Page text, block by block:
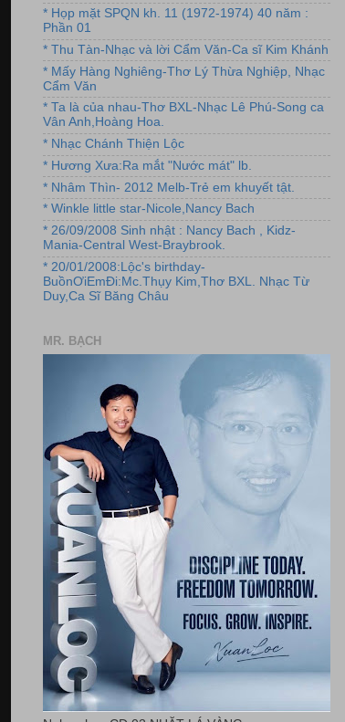
* Họp mặt SPQN kh. 11 (1972-1974) 40 năm :
Phần 01
* Thu Tàn-Nhạc và lời Cẩm Văn-Ca sĩ Kim Khánh
* Mấy Hàng Nghiêng-Thơ Lý Thừa Nghiệp, Nhạc
Cẩm Văn
* Ta là của nhau-Thơ BXL-Nhạc Lê Phú-Song ca
Vân Anh,Hoàng Hoa.
* Nhạc Chánh Thiện Lộc
* Hương Xưa:Ra mắt "Nước mát" lb.
* Nhâm Thìn- 2012 Melb-Trẻ em khuyết tật.
* Winkle little star-Nicole,Nancy Bach
* 26/09/2008 Sinh nhật : Nancy Bach , Kidz-
Mania-Central West-Braybrook.
* 20/01/2008:Lộc's birthday-
BuồnƠiEmĐi:Mc.Thụy Kim,Thơ BXL. Nhạc Từ
Duy,Ca Sĩ Băng Châu
MR. BẠCH